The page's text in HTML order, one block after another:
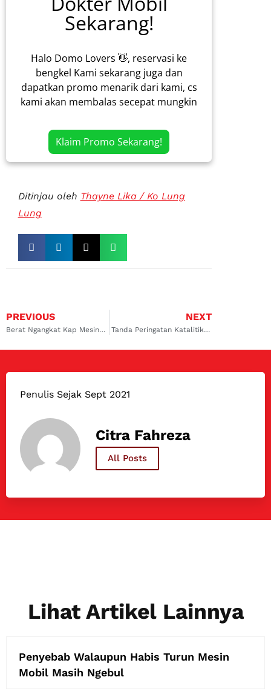
Sekarang!
Halo Domo Lovers 👋, reservasi ke
bengkel Kami sekarang juga dan
dapatkan promo menarik dari kami, cs
kami akan membalas secepat mungkin
Klaim Promo Sekarang!
Ditinjau oleh Thayne Lika / Ko Lung
Lung
PREVIOUS
Berat Ngangkat Kap Mesin Mobil? Ini 3 Solusinya Engine Hood Damper
NEXT
Tanda Peringatan Katalitik Konverter
Penulis Sejak Sept 2021
Citra Fahreza
All Posts
Lihat Artikel Lainnya
Penyebab Walaupun Habis Turun Mesin
Mobil Masih Ngebul